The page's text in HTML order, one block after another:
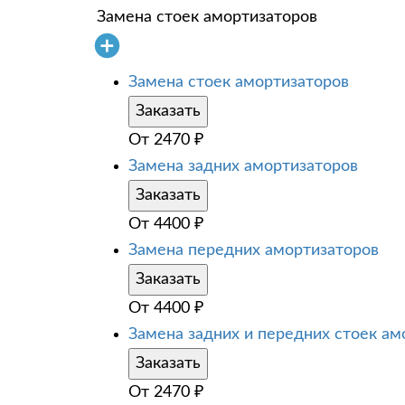
Замена стоек амортизаторов
Замена стоек амортизаторов
Заказать
От 2470 ₽
Замена задних амортизаторов
Заказать
От 4400 ₽
Замена передних амортизаторов
Заказать
От 4400 ₽
Замена задних и передних стоек
Заказать
От 2470 ₽